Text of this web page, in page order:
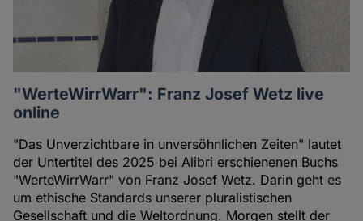
"WerteWirrWarr": Franz Josef Wetz live
online
"Das Unverzichtbare in unversöhnlichen Zeiten" lautet
der Untertitel des 2025 bei Alibri erschienenen Buchs
"WerteWirrWarr" von Franz Josef Wetz. Darin geht es
um ethische Standards unserer pluralistischen
Gesellschaft und die Weltordnung. Morgen stellt der